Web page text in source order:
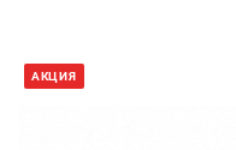
АКЦИЯ